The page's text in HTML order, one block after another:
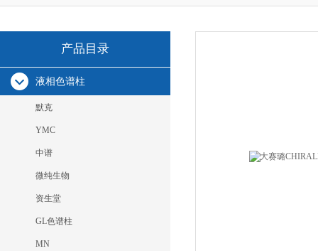
产品目录
液相色谱柱
默克
YMC
中谱
微纯生物
资生堂
GL色谱柱
MN